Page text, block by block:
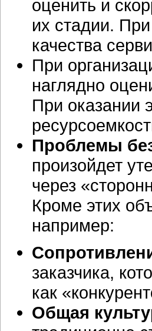
оценить и
их стадии.
качества
При
наглядно
При оказании
Проблемы
произойдет
через
Кроме этих
например:
заказчика,
как
Общая